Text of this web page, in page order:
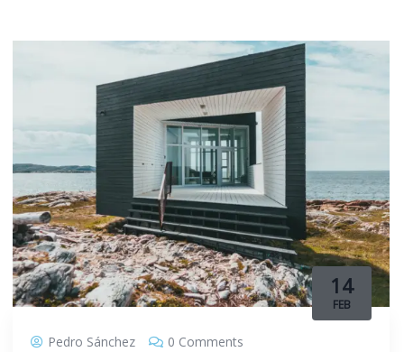
14
FEB
Pedro Sánchez 0 Comments